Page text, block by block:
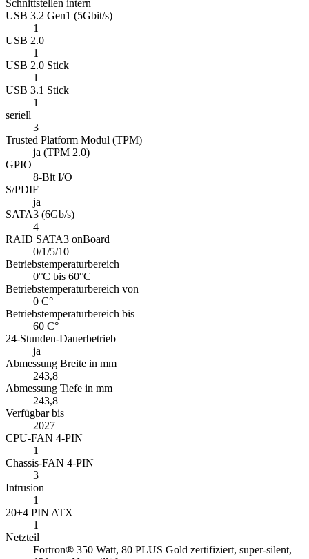
Schnittstellen intern
USB 3.2 Gen1 (5Gbit/s)
1
USB 2.0
1
USB 2.0 Stick
1
USB 3.1 Stick
1
seriell
3
Trusted Platform Modul (TPM)
ja (TPM 2.0)
GPIO
8-Bit I/O
S/PDIF
ja
SATA3 (6Gb/s)
4
RAID SATA3 onBoard
0/1/5/10
Betriebstemperaturbereich
0°C bis 60°C
Betriebstemperaturbereich von
0 C°
Betriebstemperaturbereich bis
60 C°
24-Stunden-Dauerbetrieb
ja
Abmessung Breite in mm
243,8
Abmessung Tiefe in mm
243,8
Verfügbar bis
2027
CPU-FAN 4-PIN
1
Chassis-FAN 4-PIN
3
Intrusion
1
20+4 PIN ATX
1
Netzteil
Fortron® 350 Watt, 80 PLUS Gold zertifiziert, super-silent,